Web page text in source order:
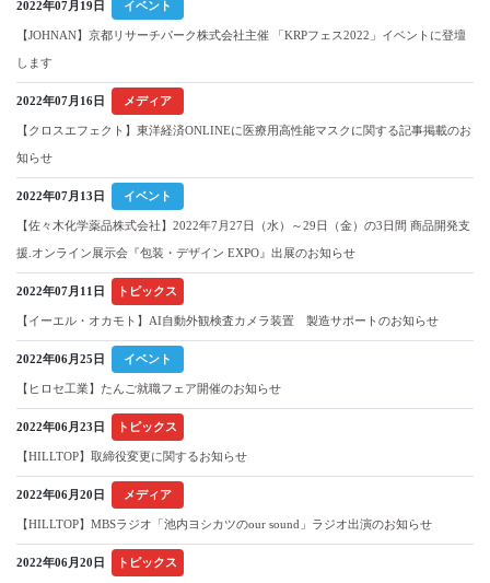
2022年07月19日 イベント
【JOHNAN】京都リサーチパーク株式会社主催 「KRPフェス2022」イベントに登壇
します
2022年07月16日 メディア
【クロスエフェクト】東洋経済ONLINEに医療用高性能マスクに関する記事掲載のお
知らせ
2022年07月13日 イベント
【佐々木化学薬品株式会社】2022年7月27日（水）～29日（金）の3日間 商品開発支
援.オンライン展示会『包装・デザイン EXPO』出展のお知らせ
2022年07月11日 トピックス
【イーエル・オカモト】AI自動外観検査カメラ装置 製造サポートのお知らせ
2022年06月25日 イベント
【ヒロセ工業】たんご就職フェア開催のお知らせ
2022年06月23日 トピックス
【HILLTOP】取締役変更に関するお知らせ
2022年06月20日 メディア
【HILLTOP】MBSラジオ「池内ヨシカツのour sound」ラジオ出演のお知らせ
2022年06月20日 トピックス